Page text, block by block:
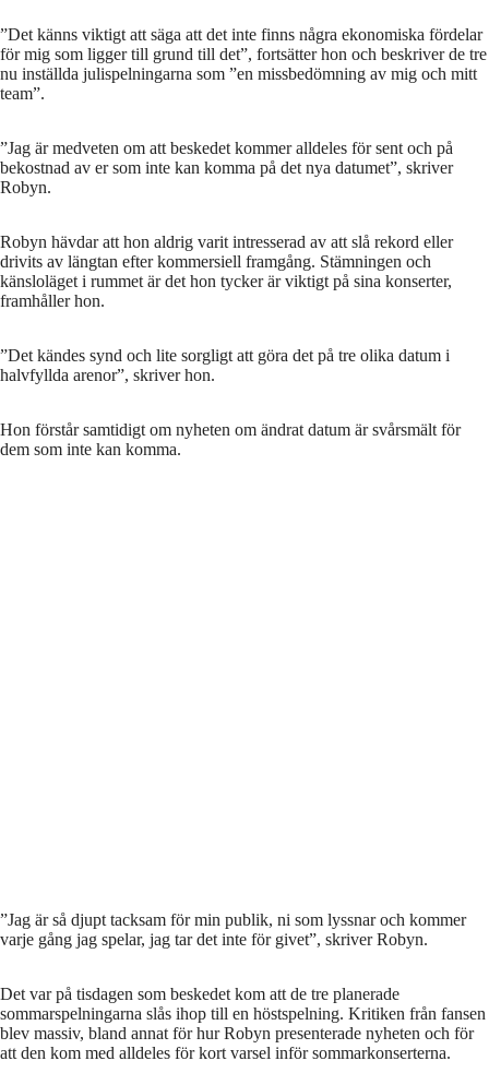
”Det känns viktigt att säga att det inte finns några ekonomiska fördelar
för mig som ligger till grund till det”, fortsätter hon och beskriver de tre
nu inställda julispelningarna som ”en missbedömning av mig och mitt
team”.
”Jag är medveten om att beskedet kommer alldeles för sent och på
bekostnad av er som inte kan komma på det nya datumet”, skriver
Robyn.
Robyn hävdar att hon aldrig varit intresserad av att slå rekord eller
drivits av längtan efter kommersiell framgång. Stämningen och
känsloläget i rummet är det hon tycker är viktigt på sina konserter,
framhåller hon.
”Det kändes synd och lite sorgligt att göra det på tre olika datum i
halvfyllda arenor”, skriver hon.
Hon förstår samtidigt om nyheten om ändrat datum är svårsmält för
dem som inte kan komma.
”Jag är så djupt tacksam för min publik, ni som lyssnar och kommer
varje gång jag spelar, jag tar det inte för givet”, skriver Robyn.
Det var på tisdagen som beskedet kom att de tre planerade
sommarspelningarna slås ihop till en höstspelning. Kritiken från fansen
blev massiv, bland annat för hur Robyn presenterade nyheten och för
att den kom med alldeles för kort varsel inför sommarkonserterna.